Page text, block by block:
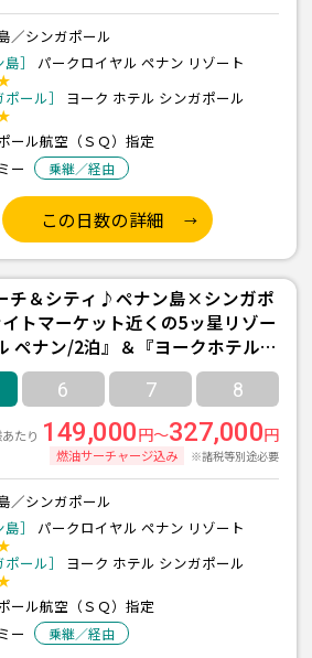
／シンガポール
］
パークロイヤル ペナン リゾート
ポール］
ヨーク ホテル シンガポール
ール航空（ＳＱ）指定
ー 乗継／経由
この日数の詳細
チ＆シティ♪ペナン島×シンガポ
トマーケット近くの5ッ星リゾー
ペナン/2泊』＆『ヨークホテル/1
成田発/シンガポール航空利用 3
6 7 8
たり 149,000円～327,000円
燃油サーチャージ込み ※諸税等別途必要
／シンガポール
］
パークロイヤル ペナン リゾート
ポール］
ヨーク ホテル シンガポール
ール航空（ＳＱ）指定
ー 乗継／経由